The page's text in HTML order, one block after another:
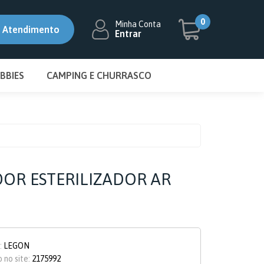
Atendimento Minha Conta
Entrar
0
CAMPING E CHURRASCO
ESTERILIZADOR AR
LEGON
no site: 2175992